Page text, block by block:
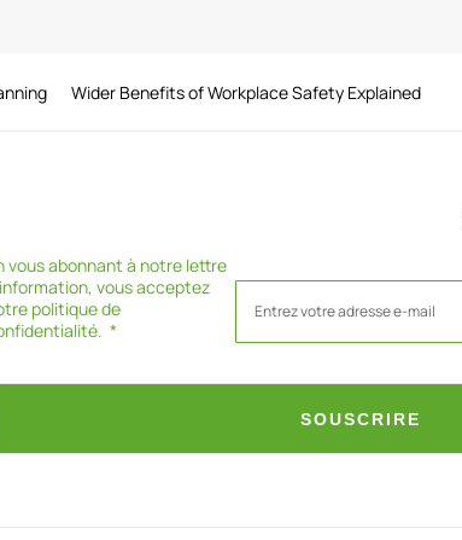
Wider Benefits of Workplace Safety Explained
vous abonnant à notre lettre
vous acceptez
politique de
.
SOUSCRIRE